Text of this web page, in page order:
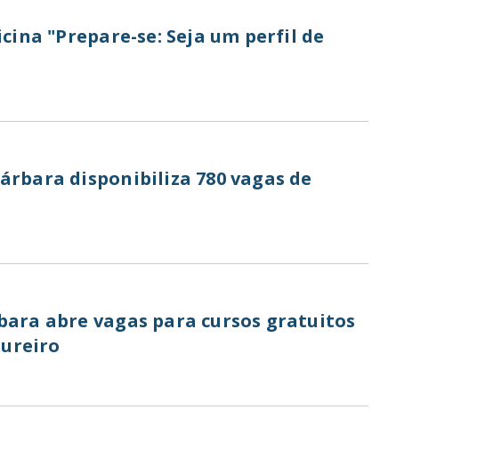
"Prepare-se: Seja um perfil de
disponibiliza 780 vagas de
abre vagas para cursos gratuitos